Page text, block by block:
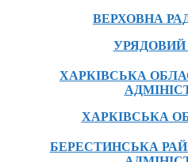
ВЕРХОВНА
УРЯДОВИЙ
ХАРКІВСЬКА
ХАРКІВСЬКА
БЕРЕСТИНСЬКА